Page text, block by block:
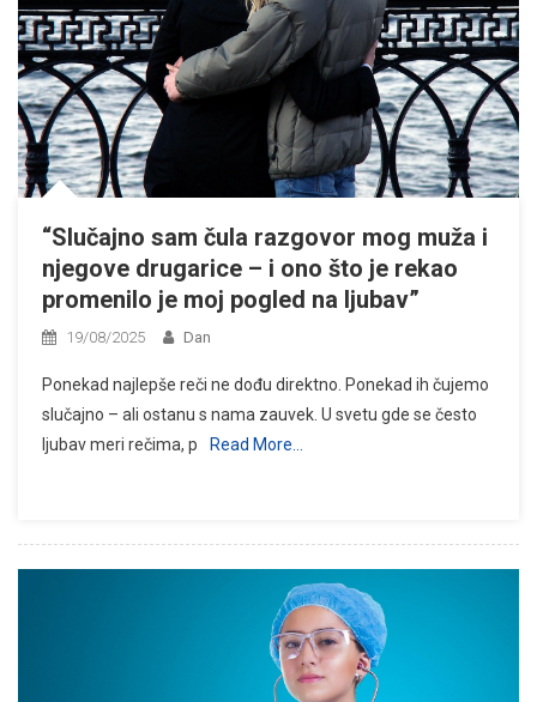
“Slučajno sam čula razgovor mog muža i
njegove drugarice – i ono što je rekao
promenilo je moj pogled na ljubav”
19/08/2025 Dan
Ponekad najlepše reči ne dođu direktno. Ponekad ih čujemo
slučajno – ali ostanu s nama zauvek. U svetu gde se često
ljubav meri rečima, p
Read More…